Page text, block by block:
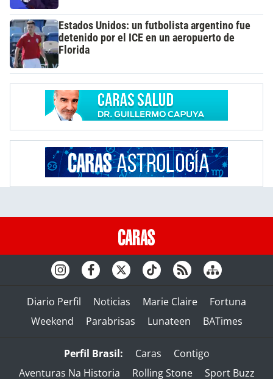
Estados Unidos: un futbolista argentino fue
detenido por el ICE en un aeropuerto de
Florida
Diario Perfil Noticias Marie Claire
Fortuna
Weekend
Parabrisas Lunateen BATimes
Perfil Brasil: Caras
Contigo
Aventuras Na Historia
Rolling Stone Sport Buzz